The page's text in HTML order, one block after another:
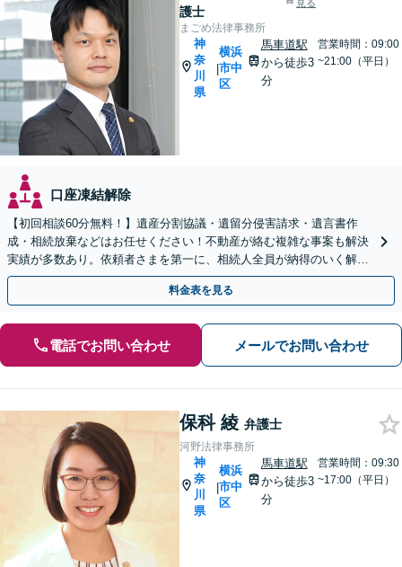
護士
見る
まごめ法律事務所
神
奈
川
県
|
横浜
市中
区
馬車道駅
から徒歩3
分
営業時間：09:00
~21:00（平日）
口座凍結解除
【初回相談60分無料！】遺産分割協議・遺留分侵害請求・遺言書作
成・相続放棄などはお任せください！不動産が絡む複雑な事案も解決
実績が多数あり。依頼者さまを第一に、相続人全員が納得のいく解決
を目指します【馬車道駅3分】
料金表を見る
電話でお問い合わせ メールでお問い合わせ
保科 綾 弁護士
河野法律事務所
神
奈
川
県
|
横浜
市中
区
馬車道駅
から徒歩3
分
営業時間：09:30
~17:00（平日）